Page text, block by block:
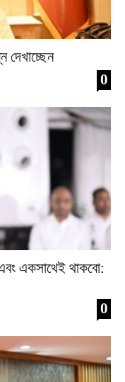
দেখাচ্ছেন
0
একসাথেই থাকবো:
0